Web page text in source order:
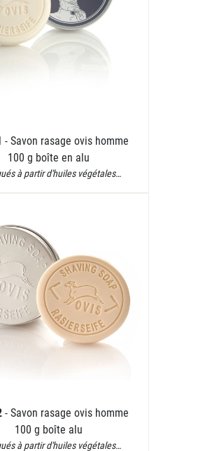
- Savon rasage ovis homme
100 g boîte en alu
à partir d'huiles végétales…
- Savon rasage ovis homme
100 g boîte alu
à partir d'huiles végétales…